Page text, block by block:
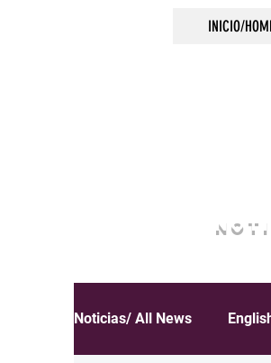
INICIO/
Noticias/ All News